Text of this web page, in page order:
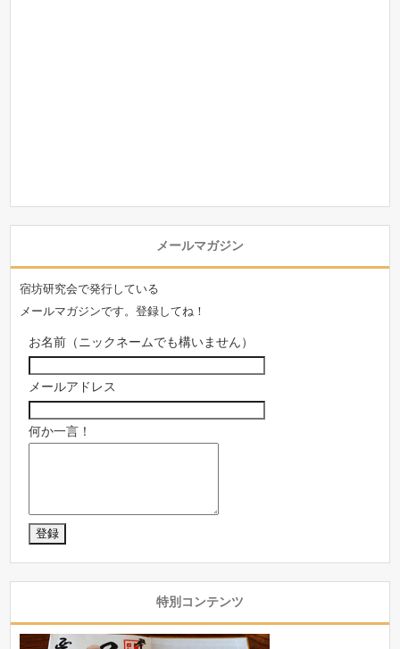
メールマガジン
宿坊研究会で発行している
メールマガジンです。登録してね！
お名前（ニックネームでも構いません）
メールアドレス
何か一言！
特別コンテンツ